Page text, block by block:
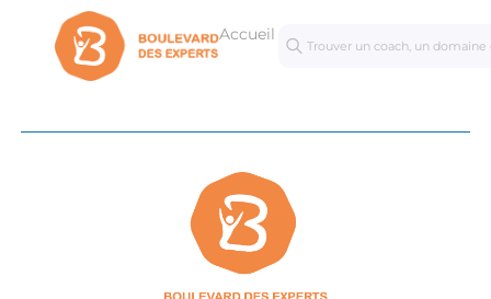
Accueil
Séances
personnalisées